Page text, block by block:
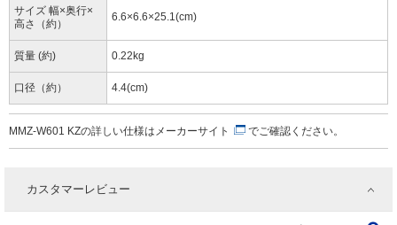
サイズ 幅×奥行×
高さ（約）
6.6×6.6×25.1(cm)
質量 (約) 0.22kg
口径（約） 4.4(cm)
MMZ-W601 KZの詳しい仕様は メーカーサイト でご確認ください。
カスタマーレビュー